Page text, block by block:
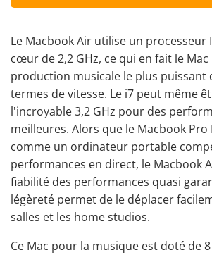
Le Macbook Air utilise un processeur
cœur de 2,2 GHz, ce qui en fait le
production musicale le plus puissant
termes de vitesse. Le i7 peut même
l'incroyable 3,2 GHz pour des
meilleures. Alors que le Macbook
comme un ordinateur portable
performances en direct, le Macbook
fiabilité des performances quasi
légèreté permet de le déplacer
salles et les home studios.
Ce Mac pour la musique est doté de 8